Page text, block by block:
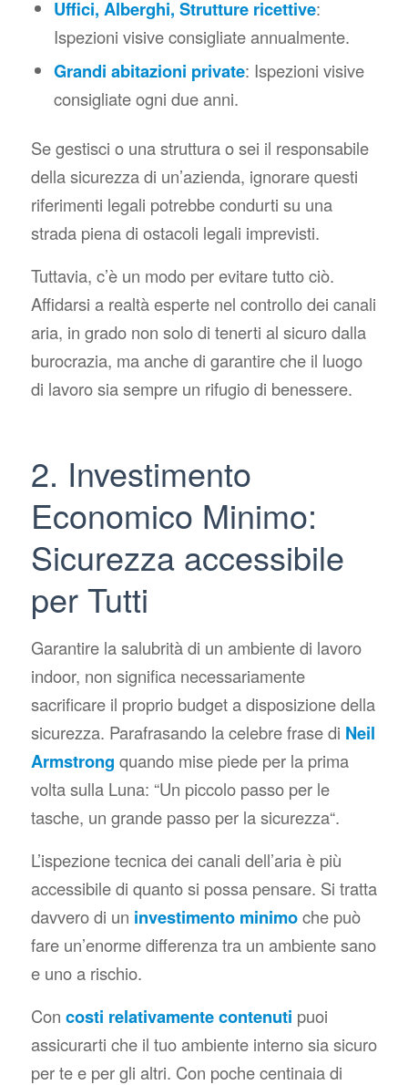
Uffici, Alberghi, Strutture ricettive:
Ispezioni visive consigliate annualmente.
Grandi abitazioni private: Ispezioni visive
consigliate ogni due anni.
Se gestisci o una struttura o sei il responsabile
della sicurezza di un’azienda, ignorare questi
riferimenti legali potrebbe condurti su una
strada piena di ostacoli legali imprevisti.
Tuttavia, c’è un modo per evitare tutto ciò.
Affidarsi a realtà esperte nel controllo dei canali
aria, in grado non solo di tenerti al sicuro dalla
burocrazia, ma anche di garantire che il luogo
di lavoro sia sempre un rifugio di benessere.
2. Investimento
Economico Minimo:
Sicurezza accessibile
per Tutti
Garantire la salubrità di un ambiente di lavoro
indoor, non significa necessariamente
sacrificare il proprio budget a disposizione della
sicurezza. Parafrasando la celebre frase di Neil
Armstrong quando mise piede per la prima
volta sulla Luna: “Un piccolo passo per le
tasche, un grande passo per la sicurezza“.
L’ispezione tecnica dei canali dell’aria è più
accessibile di quanto si possa pensare. Si tratta
davvero di un investimento minimoche può
fare un’enorme differenza tra un ambiente sano
e uno a rischio.
Con costi relativamente contenuti puoi
assicurarti che il tuo ambiente interno sia sicuro
per te e per gli altri. Con poche centinaia di